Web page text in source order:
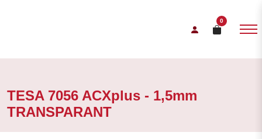
0
TESA 7056 ACXplus - 1,5mm
TRANSPARANT